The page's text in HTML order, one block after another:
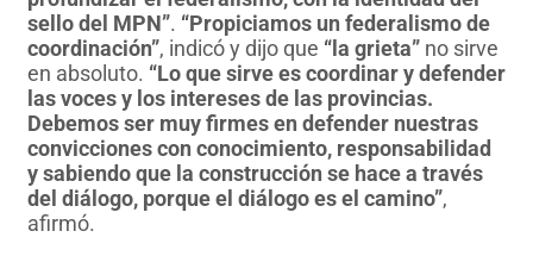
sello del MPN”. “Propiciamos un federalismo de
coordinación”, indicó y dijo que “la grieta” no sirve
en absoluto. “Lo que sirve es coordinar y defender
las voces y los intereses de las provincias.
Debemos ser muy firmes en defender nuestras
convicciones con conocimiento, responsabilidad
y sabiendo que la construcción se hace a través
del diálogo, porque el diálogo es el camino”,
afirmó.